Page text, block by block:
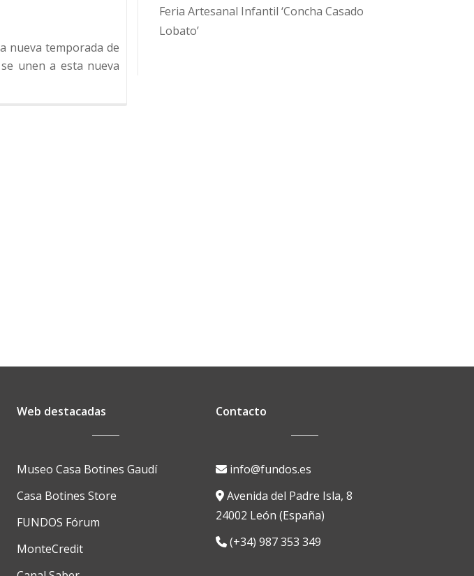
nueva temporada de
unen a esta nueva
Feria Artesanal Infantil ‘Concha Casado
Lobato’
Web destacadas
Museo Casa Botines Gaudí
Casa Botines Store
FUNDOS Fórum
MonteCredit
Contacto
info@fundos.es
Avenida del Padre Isla, 8
24002 León (España)
(+34) 987 353 349